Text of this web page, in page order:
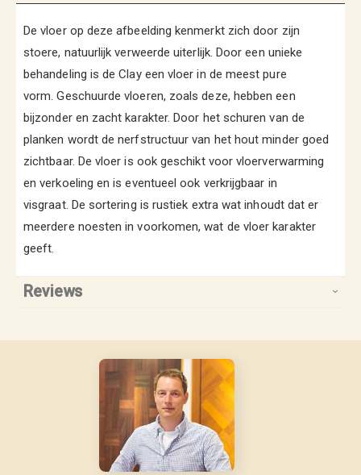
De vloer op deze afbeelding kenmerkt zich door zijn
stoere, natuurlijk verweerde uiterlijk. Door een unieke
behandeling is de Clay een vloer in de meest pure
vorm. Geschuurde vloeren, zoals deze, hebben een
bijzonder en zacht karakter. Door het schuren van de
planken wordt de nerfstructuur van het hout minder goed
zichtbaar. De vloer is ook geschikt voor vloerverwarming
en verkoeling en is eventueel ook verkrijgbaar in
visgraat. De sortering is rustiek extra wat inhoudt dat er
meerdere noesten in voorkomen, wat de vloer karakter
geeft.
Reviews